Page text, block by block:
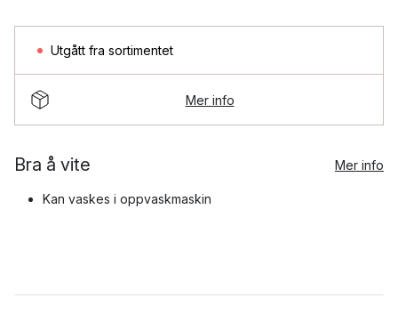
Utgått fra sortimentet
Mer info
Bra å vite Mer info
Kan vaskes i oppvaskmaskin